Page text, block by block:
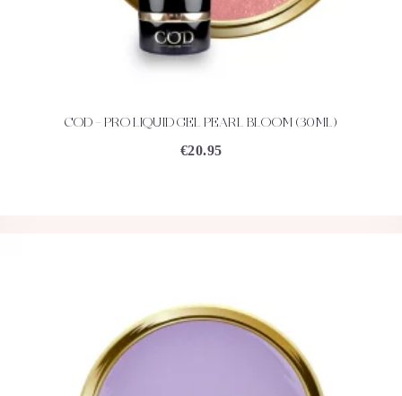
ACHETEZ DÉTAILS
COD – PRO LIQUID GEL PEARL BLOOM (30ML)
€20.95